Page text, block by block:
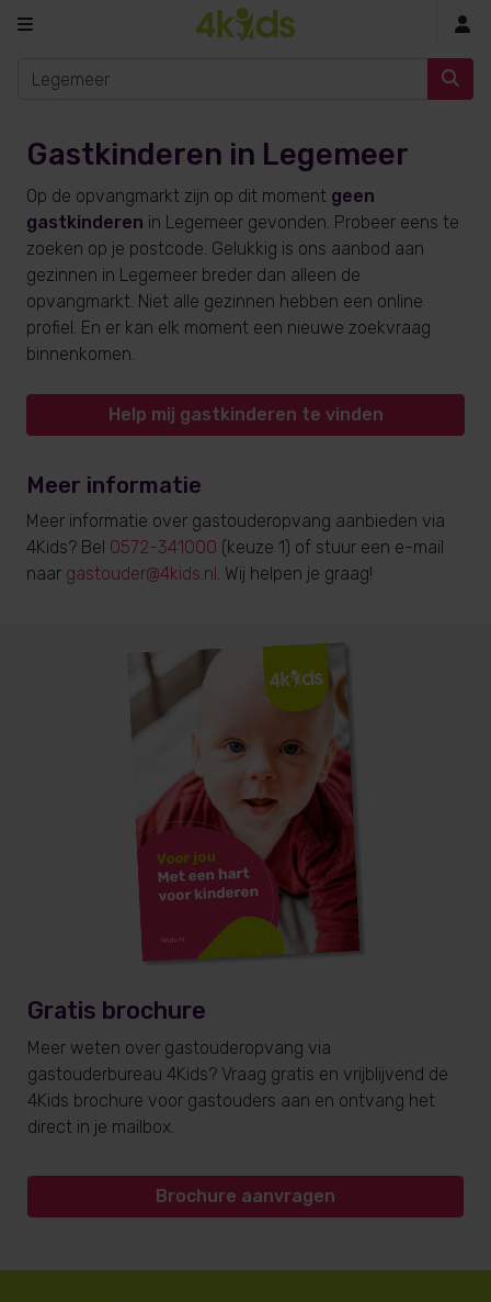
Gastkinderen in Legemeer
Op de opvangmarkt zijn op dit moment geen
gastkinderen in Legemeer gevonden. Probeer eens te
zoeken op je postcode. Gelukkig is ons aanbod aan
gezinnen in Legemeer breder dan alleen de
opvangmarkt. Niet alle gezinnen hebben een online
profiel. En er kan elk moment een nieuwe zoekvraag
binnenkomen.
Help mij gastkinderen te vinden
Meer informatie
Meer informatie over gastouderopvang aanbieden via
4Kids? Bel 0572-341000 (keuze 1) of stuur een e-mail
naar gastouder@4kids.nl. Wij helpen je graag!
Gratis brochure
Meer weten over gastouderopvang via
gastouderbureau 4Kids? Vraag gratis en vrijblijvend de
4Kids brochure voor gastouders aan en ontvang het
direct in je mailbox.
Brochure aanvragen